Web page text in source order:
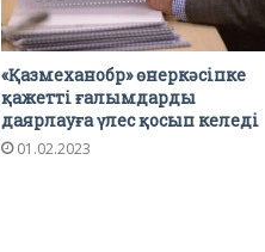
«Қазмеханобр» өнеркәсіпке
қажетті ғалымдарды
даярлауға үлес қосып келеді
01.02.2023